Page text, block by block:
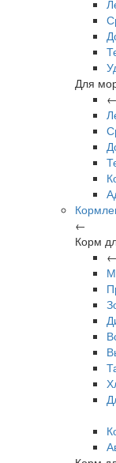
Для
←
←
Корм
←